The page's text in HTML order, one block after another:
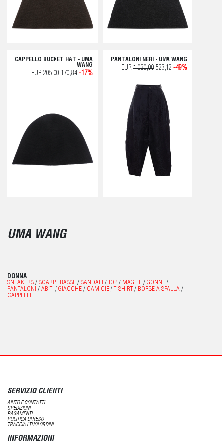
CAPPELLO BUCKET HAT - UMA
WANG
EUR205,00170,84 -17%
PANTALONI NERI - UMA WANG
EUR 1.020,00 523,12 -49%
UMA WANG
DONNA
SNEAKERS / SCARPE BASSE / SANDALI / TOP / MAGLIE / GONNE /
PANTALONI / ABITI / GIACCHE / CAMICIE / T-SHIRT / BORSE A SPALLA /
CAPPELLI
SERVIZIO CLIENTI
AIUTO E CONTATTI
SPEDIZIONI
PAGAMENTI
POLITICA DI RESO
TRACCIA I TUOI ORDINI
INFORMAZIONI